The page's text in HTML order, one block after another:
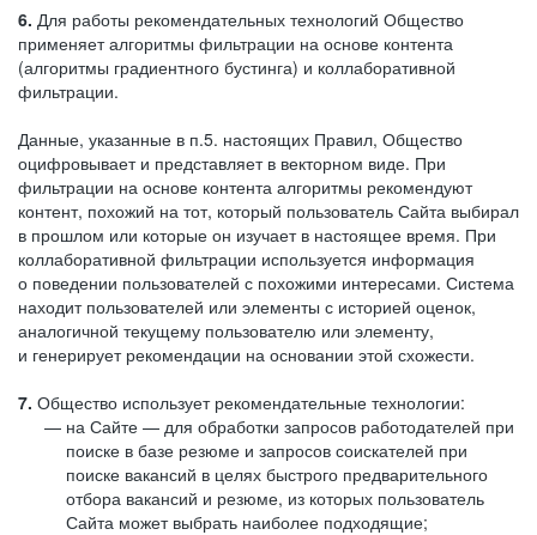
6. Для работы рекомендательных технологий Общество
применяет алгоритмы фильтрации на основе контента
(алгоритмы градиентного бустинга) и коллаборативной
фильтрации.
Данные, указанные в п.5. настоящих Правил, Общество
оцифровывает и представляет в векторном виде. При
фильтрации на основе контента алгоритмы рекомендуют
контент, похожий на тот, который пользователь Сайта выбирал
в прошлом или которые он изучает в настоящее время. При
коллаборативной фильтрации используется информация
о поведении пользователей с похожими интересами. Система
находит пользователей или элементы с историей оценок,
аналогичной текущему пользователю или элементу,
и генерирует рекомендации на основании этой схожести.
7. Общество использует рекомендательные технологии:
на Сайте — для обработки запросов работодателей при
поиске в базе резюме и запросов соискателей при
поиске вакансий в целях быстрого предварительного
отбора вакансий и резюме, из которых пользователь
Сайта может выбрать наиболее подходящие;